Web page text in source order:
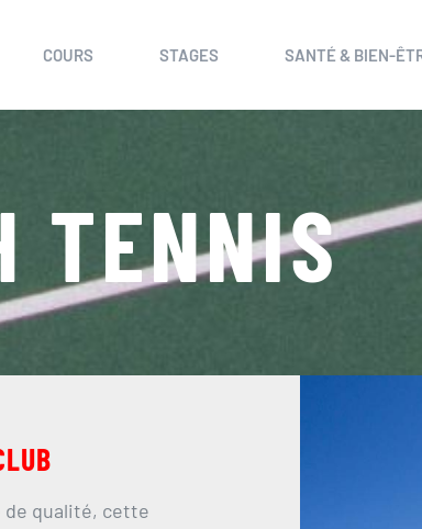
COURS STAGES SANTÉ & BIEN-
TENNIS
de qualité, cette